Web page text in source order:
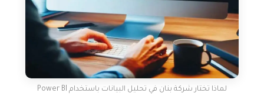
لماذا تختار شركة بنان في تحليل البيانات باستخدام Power BI